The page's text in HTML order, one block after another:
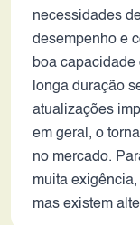
necessidades
desempenho e
boa capacidade
longa duração
atualizações
em geral, o
no mercado.
muita
mas existem